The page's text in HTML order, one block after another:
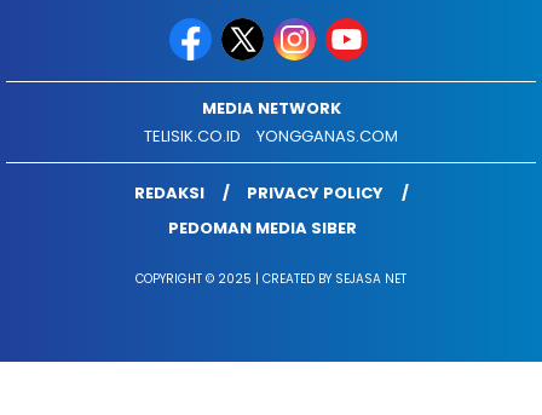
MEDIA NETWORK
TELISIK.CO.ID
YONGGANAS.COM
REDAKSI
PRIVACY POLICY
PEDOMAN MEDIA SIBER
COPYRIGHT © 2025 | CREATED BY SEJASA NET